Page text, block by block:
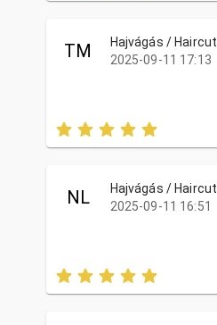
TM
Hajvágás / Haircut
2025-09-11 17:13
NL
Hajvágás / Haircut
2025-09-11 16:51